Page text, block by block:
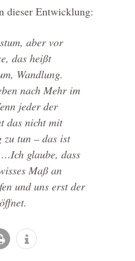
dieser Entwicklung:
aber vor
das heißt
Wandlung.
nach Mehr im
jeder der
das nicht mit
zu tun – das ist
glaube, dass
Maß an
und uns erst der